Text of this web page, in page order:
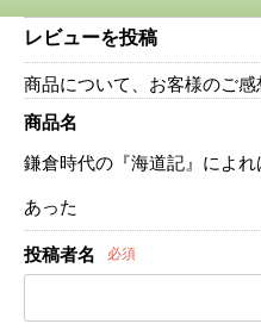
レビューを投稿
商品について、お客様のご感
商品名
鎌倉時代の『海道記』によ
あった
投稿者名 必須